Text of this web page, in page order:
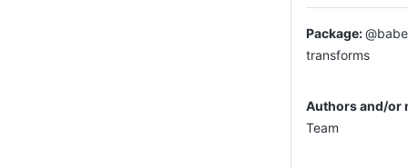
transforms
Team